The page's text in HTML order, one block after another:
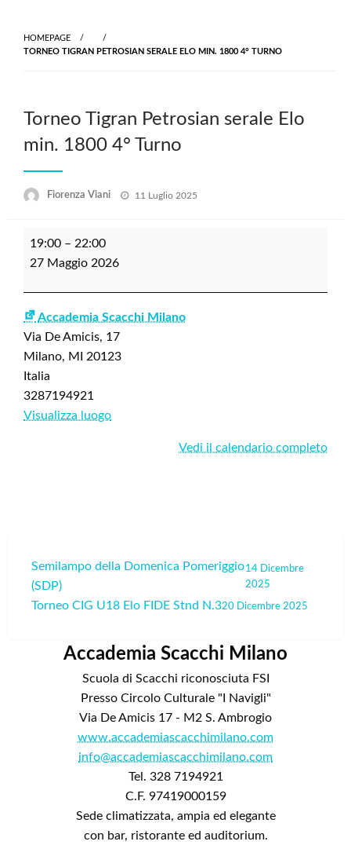
content
HOMEPAGE
TORNEO TIGRAN PETROSIAN SERALE ELO MIN. 1800 4° TURNO
Torneo Tigran Petrosian serale Elo
min. 1800 4° Turno
Fiorenza Viani
Posted
11 Luglio 2025
Torneo
Tigran
serale
Elo
min.
1800
4°
Turno
19:00 – 22:00
27 Maggio 2026
Accademia Scacchi Milano
Via De Amicis, 17
Milano, MI
20123
Italia
3287194921
Visualizza luogo
Vedi il calendario completo
Navigazione
articoli
Semilampo della Domenica Pomeriggio
(SDP)
14 Dicembre
2025
Torneo CIG U18 Elo FIDE Stnd N.320 Dicembre 2025
Accademia Scacchi Milano
Scuola di Scacchi riconosciuta FSI
Presso Circolo Culturale "I Navigli"
Via De Amicis 17 - M2 S. Ambrogio
www.accademiascacchimilano.com
info@accademiascacchimilano.com
Tel. 328 7194921
C.F. 97419000159
Sede climatizzata, ampia ed elegante
con bar, ristorante ed auditorium.